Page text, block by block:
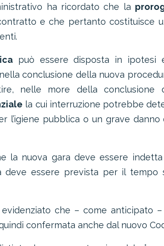
ha ricordato che la
e che pertanto costituisce
può essere disposta in ipotesi
conclusione della nuova
, nelle more della conclusione
la cui interruzione potrebbe
l’igiene pubblica o un grave danno
la nuova gara deve essere
essere prevista per il tempo
che – come anticipato
confermata anche dal nuovo